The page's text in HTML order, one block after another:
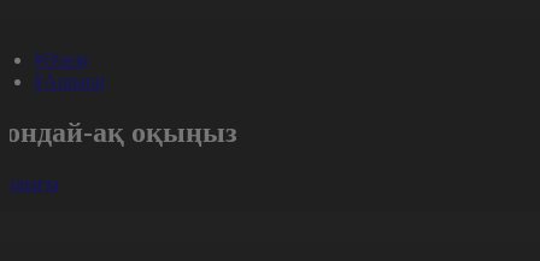
#Әлем
#Aqparat
ақ оқыңыз